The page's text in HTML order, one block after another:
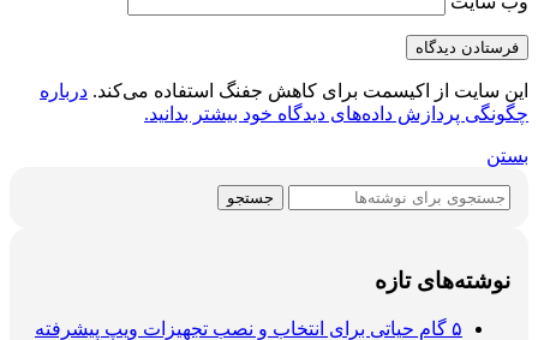
سایت از اکیسمت برای کاهش جفنگ استفاده می‌کند. درباره
پردازش داده‌های دیدگاه خود بیشتر بدانید.
جستجو
تازه